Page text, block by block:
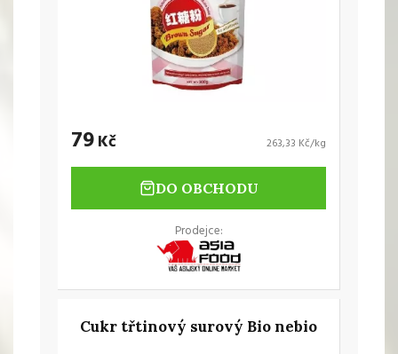
79Kč 263,33 Kč/kg
DO OBCHODU
Prodejce:
Cukr třtinový surový Bio nebio